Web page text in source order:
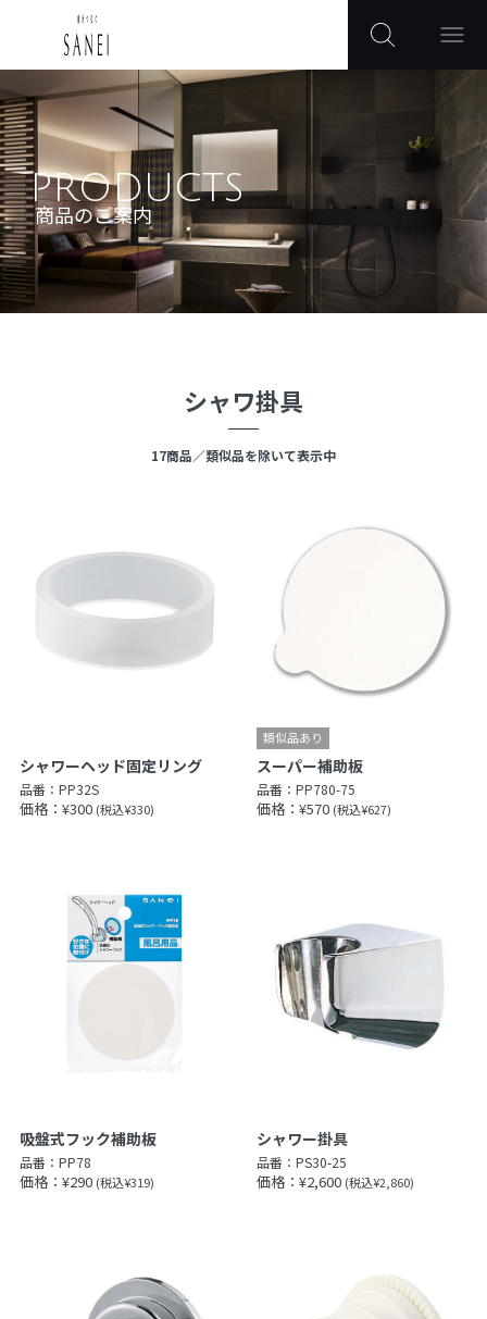
PRODUCTS
商品のご案内
シャワ掛具
17商品／類似品を除いて表示中
シャワーヘッド固定リング
品番： PP32S
価格：¥300 (税込¥330)
スーパー補助板
品番：PP780-75
価格：¥570 (税込¥627)
吸盤式フック補助板
品番： PP78
価格：¥290 (税込¥319)
シャワー掛具
品番：PS30-25
価格：¥2,600 (税込¥2,860)